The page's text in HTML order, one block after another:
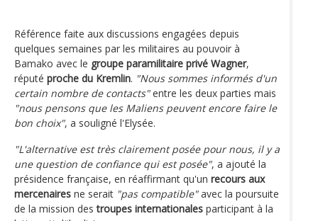
Référence faite aux discussions engagées depuis
quelques semaines par les militaires au pouvoir à
Bamako avec le groupe paramilitaire privé Wagner,
réputé proche du Kremlin. "Nous sommes informés d'un
certain nombre de contacts"entre les deux parties mais
"nous pensons que les Maliens peuvent encore faire le
bon choix", a souligné l'Elysée.
"L'alternative est très clairement posée pour nous, il y a
une question de confiance qui est posée", a ajouté la
présidence française, en réaffirmant qu'un recours aux
mercenaires ne serait "pas compatible"avec la poursuite
de la mission destroupes internationales participant à la